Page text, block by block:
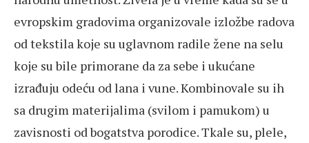
evropskim gradovima organizovale izložbe radova
od tekstila koje su uglavnom radile žene na selu
koje su bile primorane da za sebe i ukućane
izrađuju odeću od lana i vune. Kombinovale su ih
sa drugim materijalima (svilom i pamukom) u
zavisnosti od bogatstva porodice. Tkale su, plele,